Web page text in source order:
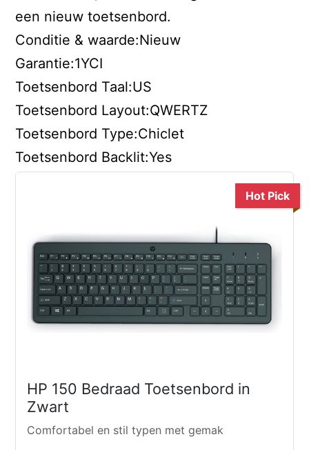
een nieuw toetsenbord.
Conditie & waarde:Nieuw
Garantie:1YCI
Toetsenbord Taal:US
Toetsenbord Layout:QWERTZ
Toetsenbord Type:Chiclet
Toetsenbord Backlit:Yes
Hot Pick
HP 150 Bedraad Toetsenbord in
Zwart
Comfortabel en stil typen met gemak